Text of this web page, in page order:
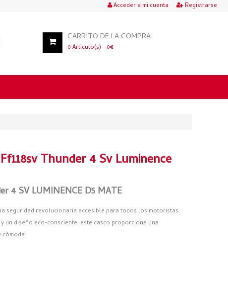
Acceder a mi cuenta Registrarse
CARRITO DE LA COMPRA
0 Articulo(s) - 0€
Thunder 4 Sv Luminence
4 SV LUMINENCE D5 MATE
seguridad revolucionaria accesible para todos los motoristas.
un diseño eco-consciente, este casco proporciona una
cómoda.